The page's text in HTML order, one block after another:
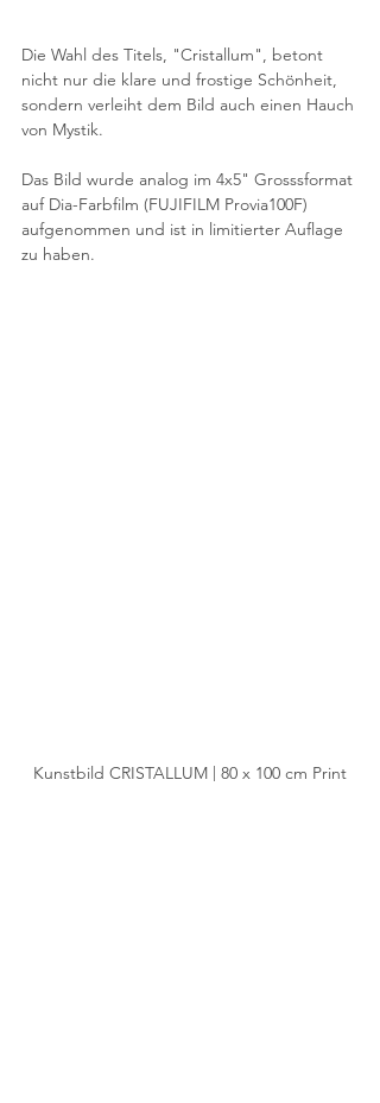
Die Wahl des Titels, "Cristallum", betont
nicht nur die klare und frostige Schönheit,
sondern verleiht dem Bild auch einen Hauch
von Mystik.
Das Bild wurde analog im 4x5" Grosssformat
auf Dia-Farbfilm (FUJIFILM Provia100F)
aufgenommen und ist in limitierter Auflage
zu haben.
Kunstbild CRISTALLUM | 80 x 100 cm Print